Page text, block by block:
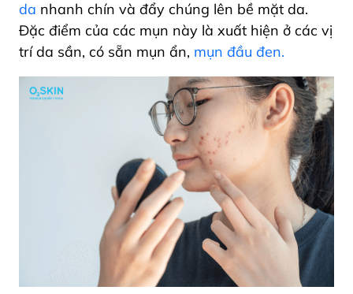
da nhanh chín và đẩy chúng lên bề mặt da.
Đặc điểm của các mụn này là xuất hiện ở các vị
trí da sần, có sẵn mụn ẩn, mụn đầu đen.